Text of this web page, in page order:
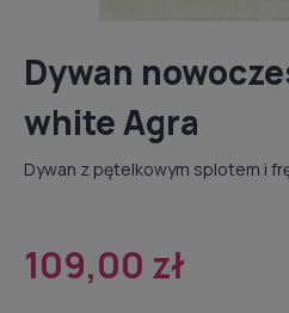
Dywan
white Agra
Dywan z pętelkowym splotem i
109,00 zł